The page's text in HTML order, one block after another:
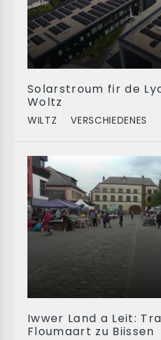
Solarstroum fir de
Woltz
WILTZ VERSCHIEDENES
Iwwer Land a Leit:
Floumaart zu Biissen